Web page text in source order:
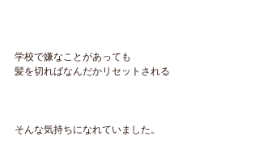
学校で嫌なことがあっても
髪を切ればなんだかリセットされる
そんな気持ちになれていました。